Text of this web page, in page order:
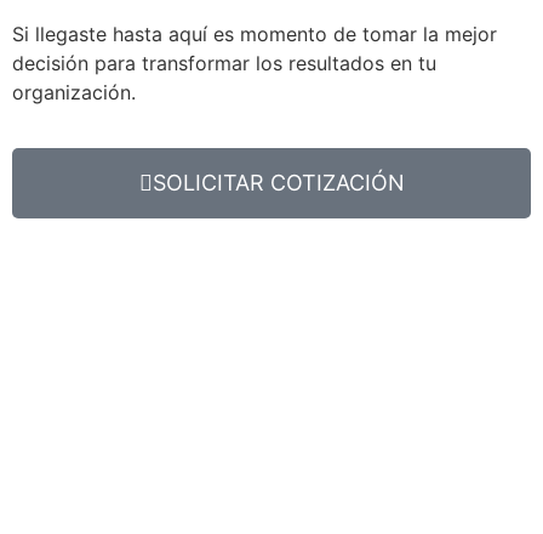
Si llegaste hasta aquí es momento de tomar la mejor
decisión para transformar los resultados en tu
organización.
SOLICITAR COTIZACIÓN